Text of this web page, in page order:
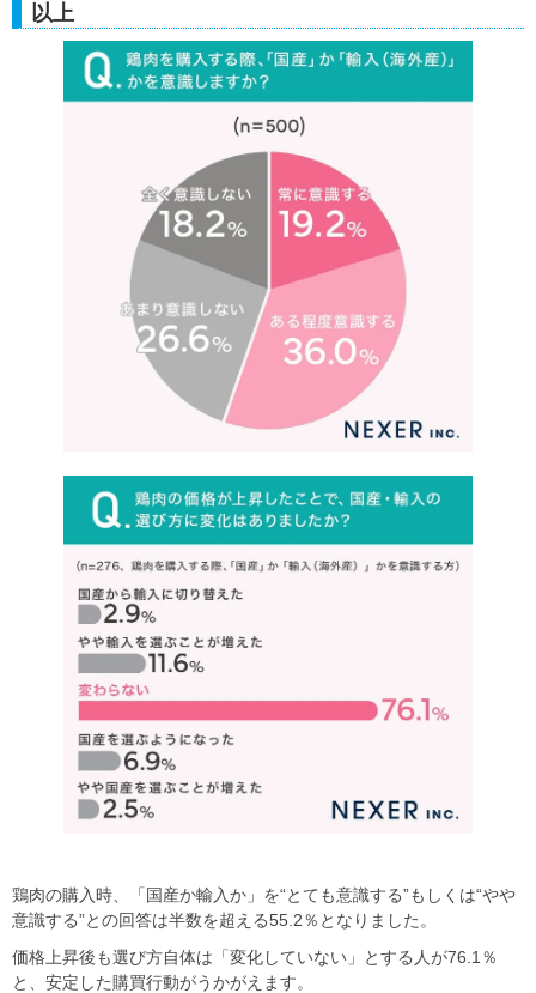
以上
鶏肉の購入時、「国産か輸入か」を“とても意識する”もしくは“やや
意識する”との回答は半数を超える55.2％となりました。
価格上昇後も選び方自体は「変化していない」とする人が76.1％
と、安定した購買行動がうかがえます。